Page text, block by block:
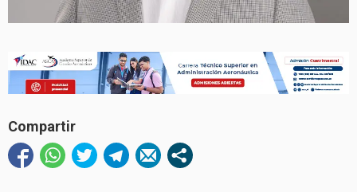
Compartir